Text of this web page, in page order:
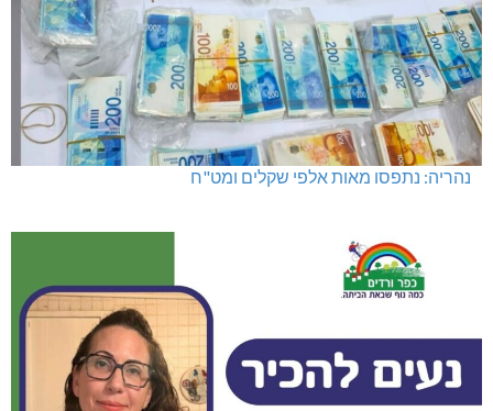
מועדון "פסק זמן" בגלריה הלבנה